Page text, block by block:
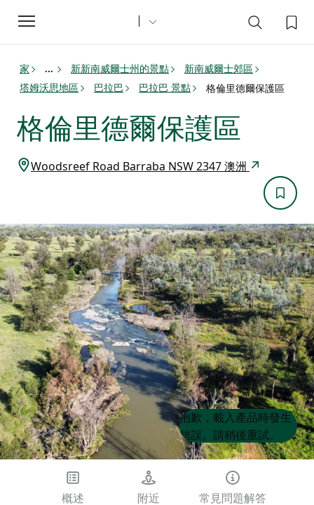
Toggle
navigation
家 ... 新新南威爾士州的景點
新南威爾士郊區
塔姆沃思地區
巴拉巴 巴拉巴 景點 格倫里德爾保護區
格倫里德爾保護區
Woodsreef Road Barraba NSW 2347 澳洲
Product
List
Product
List
抱歉，載入產品時發生
錯誤。請稍後重試。
概述 附近 常見問題解答